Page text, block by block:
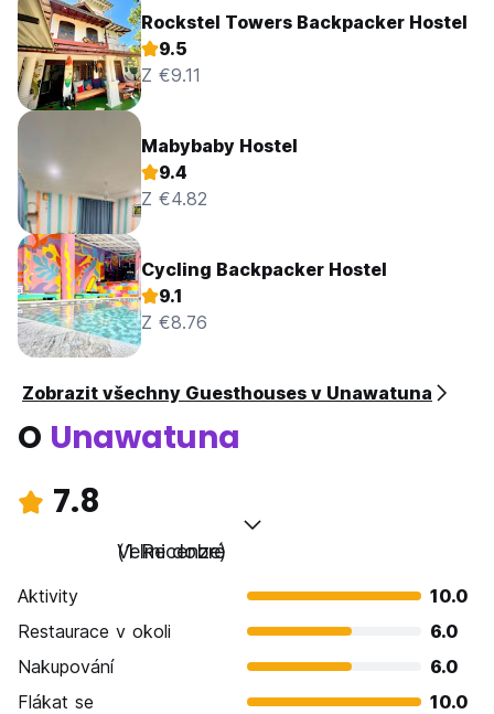
Rockstel Towers Backpacker Hostel
9.5
Z €9.11
Mabybaby Hostel
9.4
Z €4.82
Cycling Backpacker Hostel
9.1
Z €8.76
Zobrazit všechny Guesthouses v Unawatuna
O Unawatuna
7.8
Velmi dobré
(1 Recenze)
Aktivity
10.0
Restaurace v okoli
6.0
Nakupování
6.0
Flákat se
10.0